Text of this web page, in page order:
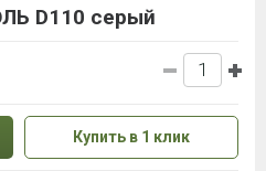
D110 серый
Купить в 1 клик